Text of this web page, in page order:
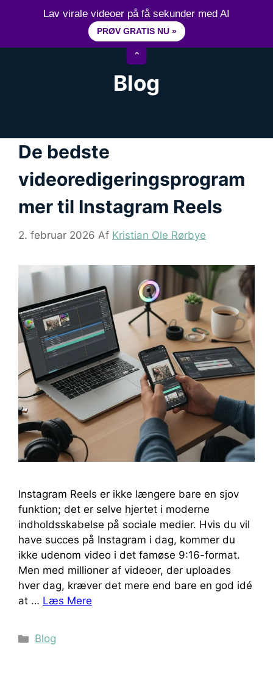
15+ år erfaring inden for videoredigering
Blog
De bedste
videoredigeringsprogram
mer til Instagram Reels
2. februar 2026 Af Kristian Ole Rørbye
Instagram Reels er ikke længere bare en sjov
funktion; det er selve hjertet i moderne
indholdsskabelse på sociale medier. Hvis du vil
have succes på Instagram i dag, kommer du
ikke udenom video i det famøse 9:16-format.
Men med millioner af videoer, der uploades
hver dag, kræver det mere end bare en god idé
at … Læs Mere
Kategorier
Blog
Lav virale videoer på få sekunder med AI
PRØV GRATIS NU »
⌃